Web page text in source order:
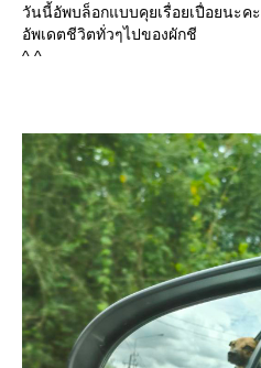
วันนี้อัพบล็อกแบบคุยเรื่อยเปื่อยนะคะ
อัพเดตชีวิตทั่วๆไปของผักชี
^ ^